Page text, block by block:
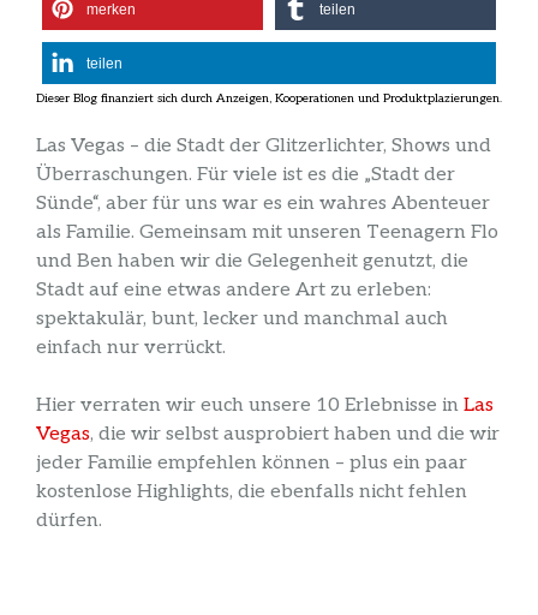
merken teilen
teilen
Las Vegas – die Stadt der Glitzerlichter, Shows und
Überraschungen. Für viele ist es die „Stadt der
Sünde“, aber für uns war es ein wahres Abenteuer
als Familie. Gemeinsam mit unseren Teenagern Flo
und Ben haben wir die Gelegenheit genutzt, die
Stadt auf eine etwas andere Art zu erleben:
spektakulär, bunt, lecker und manchmal auch
einfach nur verrückt.
Hier verraten wir euch unsere 10 Erlebnisse in Las
Vegas, die wir selbst ausprobiert haben und die wir
jeder Familie empfehlen können – plus ein paar
kostenlose Highlights, die ebenfalls nicht fehlen
dürfen.